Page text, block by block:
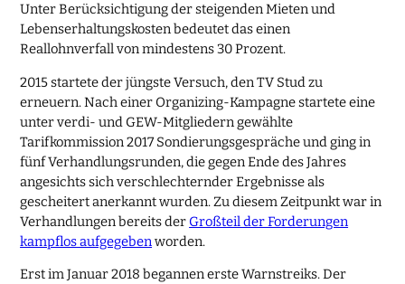
Unter Berücksichtigung der steigenden Mieten und
Lebenserhaltungskosten bedeutet das einen
Reallohnverfall von mindestens 30 Prozent.
2015 startete der jüngste Versuch, den TV Stud zu
erneuern. Nach einer Organizing-Kampagne startete eine
unter verdi- und GEW-Mitgliedern gewählte
Tarifkommission 2017 Sondierungsgespräche und ging in
fünf Verhandlungsrunden, die gegen Ende des Jahres
angesichts sich verschlechternder Ergebnisse als
gescheitert anerkannt wurden. Zu diesem Zeitpunkt war in
Verhandlungen bereits der Großteil der Forderungen
kampflos aufgegebenworden.
Erst im Januar 2018 begannen erste Warnstreiks. Der